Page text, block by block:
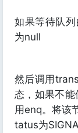
如果等待队
为null
然后调用
态，如果不
用enq。将该
tatus为